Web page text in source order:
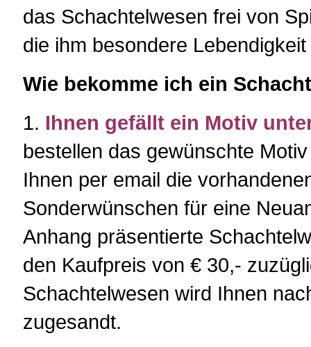
das Schachtelwesen frei von
die ihm besondere
Wie bekomme ich ein
1. Ihnen gefällt ein Motiv
bestellen das gewünschte
Ihnen per email die
Sonderwünschen für eine
Anhang präsentierte
den Kaufpreis von € 30,-
Schachtelwesen wird Ihnen
zugesandt.